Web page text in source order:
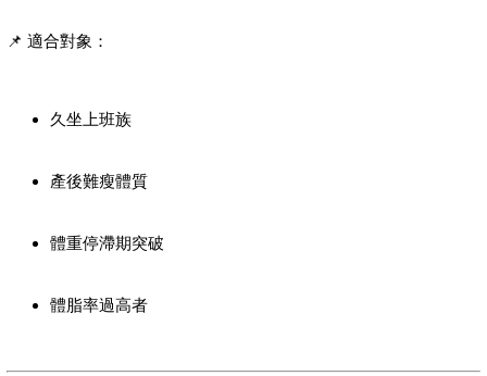
📌 適合對象：
久坐上班族
產後難瘦體質
體重停滯期突破
體脂率過高者